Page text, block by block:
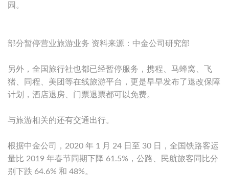
园。
部分暂停营业旅游业务 资料来源：中金公司研究部
另外，全国旅行社也都已经暂停服务，携程、马蜂窝、飞
猪、同程、美团等在线旅游平台，更是早早发布了退改保障
计划，酒店退房、门票退票都可以免费。
与旅游相关的还有交通出行。
根据中金公司，2020 年 1 月 24 日至 30 日，全国铁路客运
量比 2019 年春节同期下降 61.5%，公路、民航旅客同比分
别下跌 64.6% 和 48%。